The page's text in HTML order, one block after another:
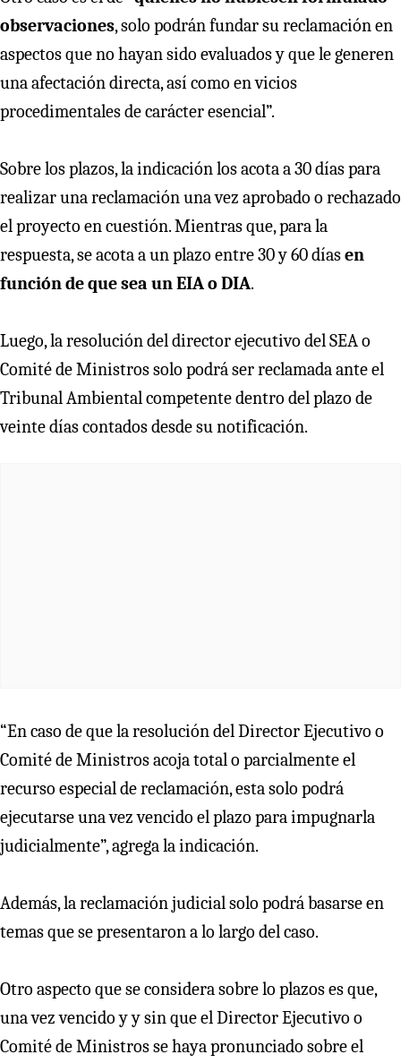
observaciones, solo podrán fundar su reclamación en
aspectos que no hayan sido evaluados y que le generen
una afectación directa, así como en vicios
procedimentales de carácter esencial”.
Sobre los plazos, la indicación los acota a 30 días para
realizar una reclamación una vez aprobado o rechazado
el proyecto en cuestión. Mientras que, para la
respuesta, se acota a un plazo entre 30 y 60 díasen
función de que sea un EIA o DIA.
Luego, la resolución del director ejecutivo del SEA o
Comité de Ministros solo podrá ser reclamada ante el
Tribunal Ambiental competente dentro del plazo de
veinte días contados desde su notificación.
“En caso de que la resolución del Director Ejecutivo o
Comité de Ministros acoja total o parcialmente el
recurso especial de reclamación, esta solo podrá
ejecutarse una vez vencido el plazo para impugnarla
judicialmente”, agrega la indicación.
Además, la reclamación judicial solo podrá basarse en
temas que se presentaron a lo largo del caso.
Otro aspecto que se considera sobre lo plazos es que,
una vez vencido y y sin que el Director Ejecutivo o
Comité de Ministros se haya pronunciado sobre el